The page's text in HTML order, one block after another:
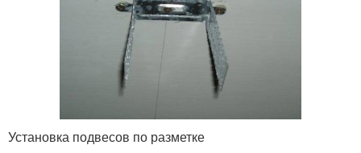
Установка подвесов по разметке